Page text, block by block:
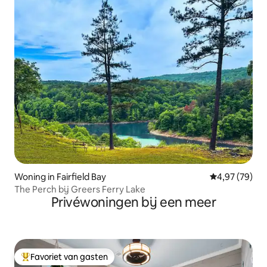
Woning in Fairfield Bay Gemiddelde
4,97 (79)
The Perch bij Greers Ferry Lake
Privéwoningen bij een meer
Topfavoriet van gasten
Favoriet van gasten